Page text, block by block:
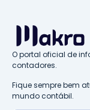
O portal oficial de
contadores.
Fique sempre bem
mundo contábil.